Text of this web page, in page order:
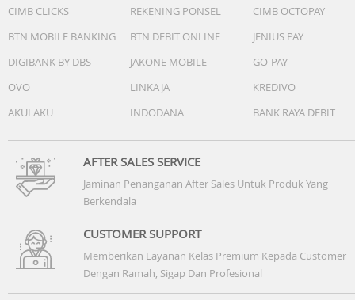
CIMB CLICKS
REKENING PONSEL
CIMB OCTOPAY
BTN MOBILE BANKING
BTN DEBIT ONLINE
JENIUS PAY
DIGIBANK BY DBS
JAKONE MOBILE
GO-PAY
OVO
LINKAJA
KREDIVO
AKULAKU
INDODANA BANK RAYA DEBIT
AFTER SALES SERVICE
Jaminan Penanganan After Sales Untuk Produk Yang
Berkendala
CUSTOMER SUPPORT
Memberikan Layanan Kelas Premium Kepada Customer
Dengan Ramah, Sigap Dan Profesional